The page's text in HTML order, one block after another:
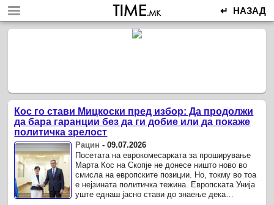
↵ НАЗАД
Кос го стави Мицкоски пред избор: Да продолжи
да бара гаранции без да ги добие или да покаже
политичка зрелост
Рацин -09.07.2026
Посетата на еврокомесарката за проширување
Марта Кос на Скопје не донесе ништо ново во
смисла на европските позиции. Но, токму во тоа
е нејзината политичка тежина. Европската Унија
уште еднаш јасно стави до знаење дека